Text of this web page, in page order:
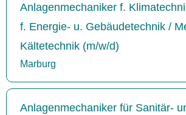
Anlagenmechaniker f.
f. Energie- u. Gebäudetechnik /
Kältetechnik (m/w/d)
Marburg
Anlagenmechaniker für Sanitär-